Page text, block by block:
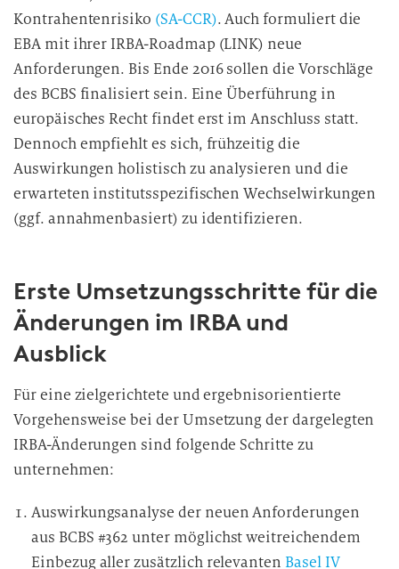
Kontrahentenrisiko (SA-CCR). Auch formuliert die
EBA mit ihrer IRBA-Roadmap (LINK) neue
Anforderungen. Bis Ende 2016 sollen die Vorschläge
des BCBS finalisiert sein. Eine Überführung in
europäisches Recht findet erst im Anschluss statt.
Dennoch empfiehlt es sich, frühzeitig die
Auswirkungen holistisch zu analysieren und die
erwarteten institutsspezifischen Wechselwirkungen
(ggf. annahmenbasiert) zu identifizieren.
Erste Umsetzungsschritte für die
Änderungen im IRBA und
Ausblick
Für eine zielgerichtete und ergebnisorientierte
Vorgehensweise bei der Umsetzung der dargelegten
IRBA-Änderungen sind folgende Schritte zu
unternehmen:
Auswirkungsanalyse der neuen Anforderungen
aus BCBS #362 unter möglichst weitreichendem
Einbezug aller zusätzlich relevantenBasel IV